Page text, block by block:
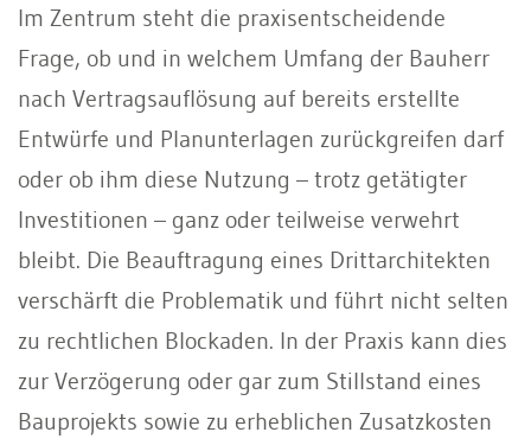
Im Zentrum steht die praxisentscheidende
Frage, ob und in welchem Umfang der Bauherr
nach Vertragsauflösung auf bereits erstellte
Entwürfe und Planunterlagen zurückgreifen darf
oder ob ihm diese Nutzung – trotz getätigter
Investitionen – ganz oder teilweise verwehrt
bleibt. Die Beauftragung eines Drittarchitekten
verschärft die Problematik und führt nicht selten
zu rechtlichen Blockaden. In der Praxis kann dies
zur Verzögerung oder gar zum Stillstand eines
Bauprojekts sowie zu erheblichen Zusatzkosten